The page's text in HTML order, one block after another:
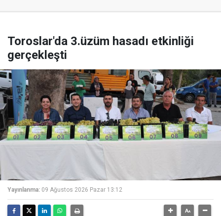
Toroslar'da 3.üzüm hasadı etkinliği
gerçekleşti
Yayınlanma: 09 Ağustos 2026 Pazar 13:12